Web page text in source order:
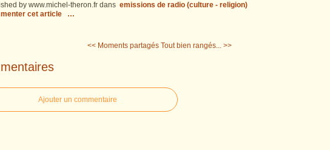
by www.michel-theron.fr dans emissions de radio (culture - religion)
cet article
…
<< Moments partagés Tout bien rangés... >>
Ajouter un commentaire